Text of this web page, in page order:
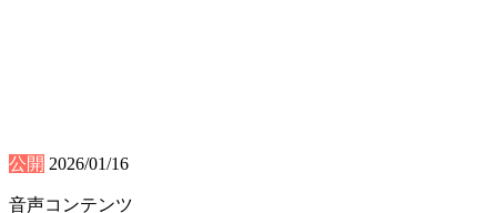
公開 2026/01/16
音声コンテンツ